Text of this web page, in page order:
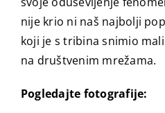
nije krio ni naš najbolji
koji je s tribina snimio
na društvenim mrežama.
Pogledajte fotografije: